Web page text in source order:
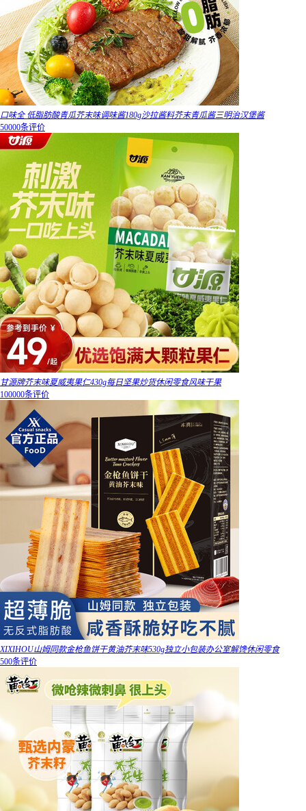
口味全 低脂肪酸青瓜芥末味调味酱180g沙拉酱料芥末青瓜酱三明治汉堡酱
50000条评价
甘源牌芥末味夏威夷果仁430g每日坚果炒货休闲零食风味干果
100000条评价
XIXIHOU山姆同款金枪鱼饼干黄油芥末味530g独立小包装办公室解馋休闲零食
500条评价